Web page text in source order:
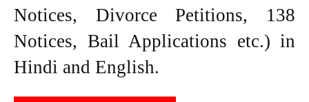
Notices, Divorce Petitions, 138
Notices, Bail Applications etc.) in
Hindi and English.